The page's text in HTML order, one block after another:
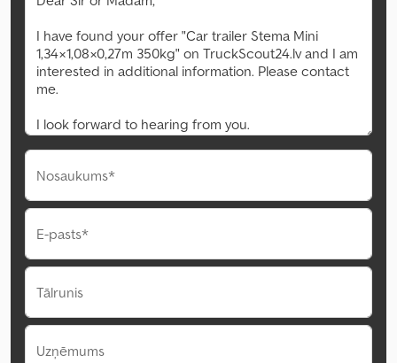
Nosaukums*
E-pasts*
Tālrunis
Uzņēmums